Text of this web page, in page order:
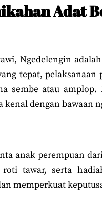
Adat
Ngedelengin
tepat,
sembe atau
dengan bawaan
anak perempuan
tawar, serta
memperkuat